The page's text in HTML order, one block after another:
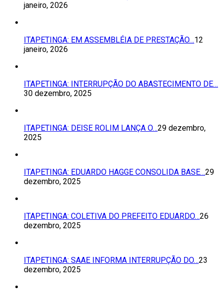
janeiro, 2026
ITAPETINGA: EM ASSEMBLÉIA DE PRESTAÇÃO…12
janeiro, 2026
ITAPETINGA: INTERRUPÇÃO DO ABASTECIMENTO DE…
30 dezembro, 2025
ITAPETINGA: DEISE ROLIM LANÇA O…29 dezembro,
2025
ITAPETINGA: EDUARDO HAGGE CONSOLIDA BASE…29
dezembro, 2025
ITAPETINGA: COLETIVA DO PREFEITO EDUARDO…26
dezembro, 2025
ITAPETINGA: SAAE INFORMA INTERRUPÇÃO DO…23
dezembro, 2025